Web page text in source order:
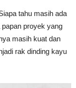
tahu masih ada
proyek yang
masih kuat dan
rak dinding kayu